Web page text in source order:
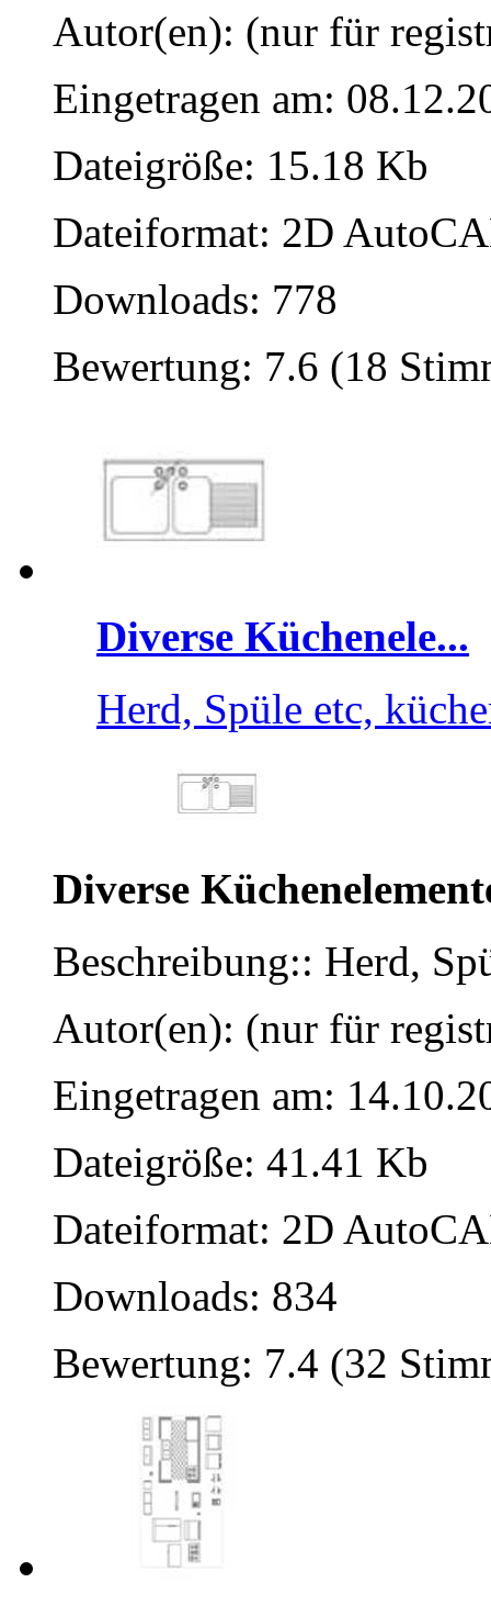
Autor(en): (nur für
Eingetragen am:
Dateigröße: 15.18 Kb
Dateiformat: 2D
Downloads: 778
Bewertung: 7.6 (18
Diverse Küchenele...
Herd, Spüle etc,
Diverse
Beschreibung:: Herd,
Autor(en): (nur für
Eingetragen am:
Dateigröße: 41.41 Kb
Dateiformat: 2D
Downloads: 834
Bewertung: 7.4 (32